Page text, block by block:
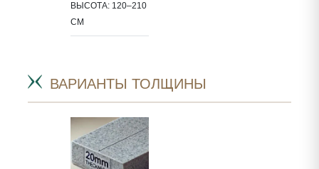
ВЫСОТА: 120–210
СМ
ВАРИАНТЫ ТОЛЩИНЫ